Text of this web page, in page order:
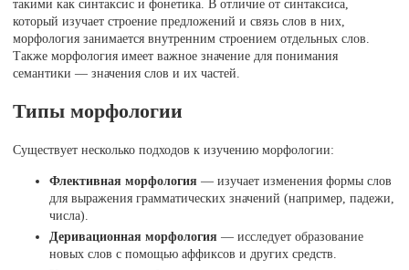
такими как синтаксис и фонетика. В отличие от синтаксиса,
который изучает строение предложений и связь слов в них,
морфология занимается внутренним строением отдельных слов.
Также морфология имеет важное значение для понимания
семантики — значения слов и их частей.
Типы морфологии
Существует несколько подходов к изучению морфологии:
Флективная морфология — изучает изменения формы слов
для выражения грамматических значений (например, падежи,
числа).
Деривационная морфология — исследует образование
новых слов с помощью аффиксов и других средств.